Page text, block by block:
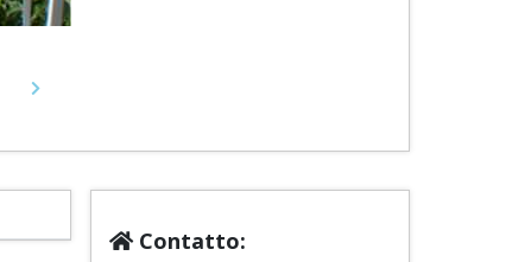
Next
Contatto: